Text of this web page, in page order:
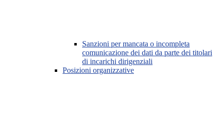
Sanzioni per mancata o incompleta
comunicazione dei dati da parte dei titolari
di incarichi dirigenziali
Posizioni organizzative